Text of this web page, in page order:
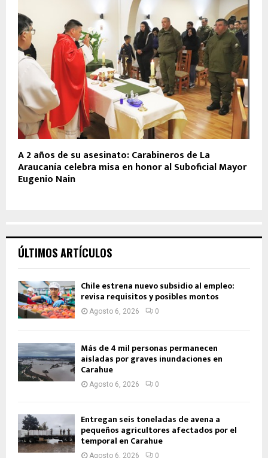
A 2 años de su asesinato: Carabineros de La
Araucanía celebra misa en honor al Suboficial Mayor
Eugenio Nain
ÚLTIMOS ARTÍCULOS
Chile estrena nuevo subsidio al empleo:
revisa requisitos y posibles montos
Agosto 6, 2026 0
Más de 4 mil personas permanecen
aisladas por graves inundaciones en
Carahue
Agosto 6, 2026 0
Entregan seis toneladas de avena a
pequeños agricultores afectados por el
temporal en Carahue
Agosto 6, 2026 0